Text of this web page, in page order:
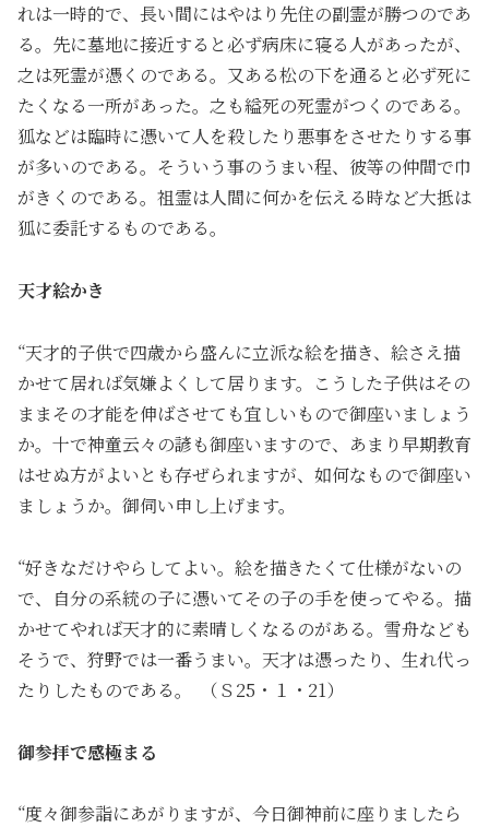
れは一時的で、長い間にはやはり先住の副霊が勝つのであ
る。先に墓地に接近すると必ず病床に寝る人があったが、
之は死霊が憑くのである。又ある松の下を通ると必ず死に
たくなる一所があった。之も縊死の死霊がつくのである。
狐などは臨時に憑いて人を殺したり悪事をさせたりする事
が多いのである。そういう事のうまい程、彼等の仲間で巾
がきくのである。祖霊は人間に何かを伝える時など大抵は
狐に委託するものである。
天才絵かき
“天才的子供で四歳から盛んに立派な絵を描き、絵さえ描
かせて居れば気嫌よくして居ります。こうした子供はその
ままその才能を伸ばさせても宜しいもので御座いましょう
か。十で神童云々の諺も御座いますので、あまり早期教育
はせぬ方がよいとも存ぜられますが、如何なもので御座い
ましょうか。御伺い申し上げます。
“好きなだけやらしてよい。絵を描きたくて仕様がないの
で、自分の系統の子に憑いてその子の手を使ってやる。描
かせてやれば天才的に素晴しくなるのがある。雪舟なども
そうで、狩野では一番うまい。天才は憑ったり、生れ代っ
たりしたものである。 （Ｓ25・１・21）
御参拝で感極まる
“度々御参詣にあがりますが、今日御神前に座りましたら